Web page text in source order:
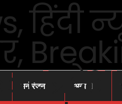
मनोरंजन अन्य